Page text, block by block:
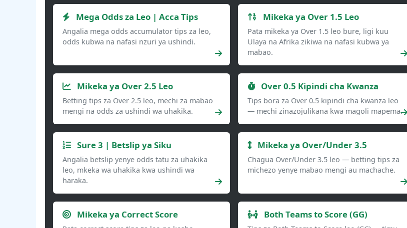
Mega Odds za Leo | Acca Tips
Angalia mega odds accumulator tips za leo,
odds kubwa na nafasi nzuri ya ushindi.
Mikeka ya Over 1.5 Leo
Pata mikeka ya Over 1.5 leo bure, ligi kuu
Ulaya na Afrika zikiwa na nafasi kubwa ya
mabao.
Mikeka ya Over 2.5 Leo
Betting tips za Over 2.5 leo, mechi za mabao
mengi na odds za ushindi wa uhakika.
Over 0.5 Kipindi cha Kwanza
Tips bora za Over 0.5 kipindi cha kwanza leo
— mechi zinazojulikana kwa magoli mapema.
Sure 3 | Betslip ya Siku
Angalia betslip yenye odds tatu za uhakika
leo, mkeka wa uhakika kwa ushindi wa
haraka.
Mikeka ya Over/Under 3.5
Chagua Over/Under 3.5 leo — betting tips za
michezo yenye mabao mengi au machache.
Mikeka ya Correct Score Both Teams to Score (GG)